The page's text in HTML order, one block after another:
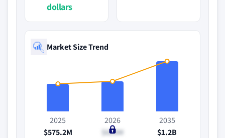
dollars
Market Size Trend
2025
$575.2M
2026
$610M
2035
$1.2B